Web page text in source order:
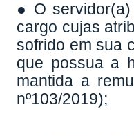
● O
cargo cujas
sofrido em sua
que possua a
mantida a
nº103/2019);